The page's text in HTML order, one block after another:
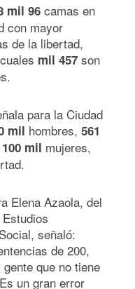
mil 96 camas en
con mayor
de la libertad,
mil 457 son
para la Ciudad
mil hombres, 561
100 mil mujeres,
Elena Azaola, del
señaló:
de 200,
que no tiene
un gran error